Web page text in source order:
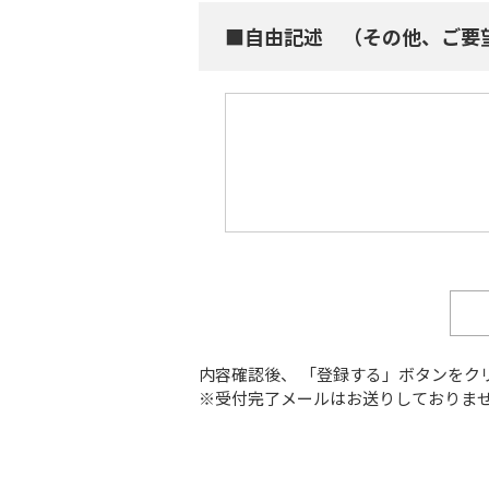
■自由記述 （その他、ご要
内容確認後、 「登録する」ボタンを
※受付完了メールはお送りしておりま